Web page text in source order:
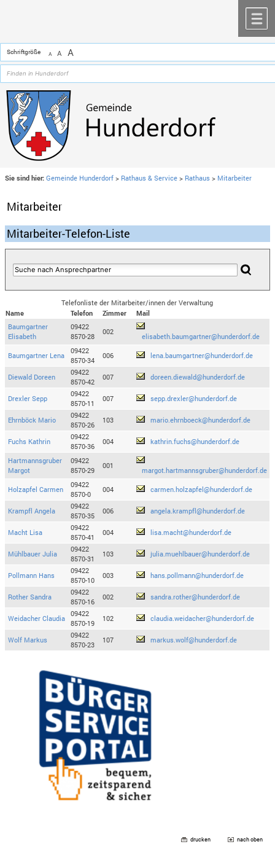
Schriftgröße A A A
Sie sind hier: Gemeinde Hunderdorf > Rathaus & Service > Rathaus > Mitarbeiter
Mitarbeiter
Mitarbeiter-Telefon-Liste
Telefonliste der Mitarbeiter/innen der Verwaltung
Name
Telefon Zimmer
Mail
Baumgartner
Elisabeth
09422
8570-28
002
elisabeth.baumgartner@hunderdorf.de
Baumgartner Lena
09422
8570-34
006 lena.baumgartner@hunderdorf.de
Diewald Doreen
09422
8570-42
007 doreen.diewald@hunderdorf.de
Drexler Sepp
09422
8570-11
007 sepp.drexler@hunderdorf.de
Ehrnböck Mario
09422
8570-26
103 mario.ehrnboeck@hunderdorf.de
Fuchs Kathrin
09422
8570-36
004 kathrin.fuchs@hunderdorf.de
Hartmannsgruber
Margot
09422
8570-29
001
margot.hartmannsgruber@hunderdorf.de
Holzapfel Carmen
09422
8570-0
004 carmen.holzapfel@hunderdorf.de
Krampfl Angela
09422
8570-35
006 angela.krampfl@hunderdorf.de
Macht Lisa
09422
8570-41
004 lisa.macht@hunderdorf.de
Mühlbauer Julia
09422
8570-31
103 julia.muehlbauer@hunderdorf.de
Pollmann Hans
09422
8570-10
003 hans.pollmann@hunderdorf.de
Rother Sandra
09422
8570-16
002 sandra.rother@hunderdorf.de
Weidacher Claudia
09422
8570-19
102 claudia.weidacher@hunderdorf.de
Wolf Markus
09422
8570-23
107 markus.wolf@hunderdorf.de
drucken nach oben